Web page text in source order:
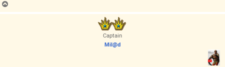
Captain
Mil@d